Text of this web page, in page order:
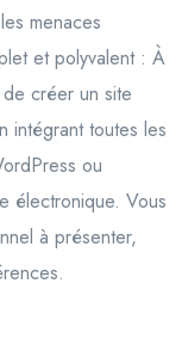
menaces
et polyvalent : À
créer un site
intégrant toutes les
ou
électronique. Vous
à présenter,